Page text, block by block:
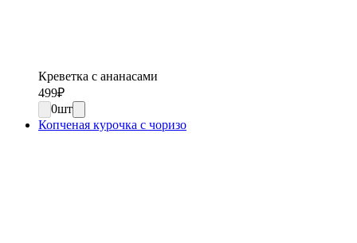
Креветка с ананасами
499₽
0шт
Копченая курочка с чоризо